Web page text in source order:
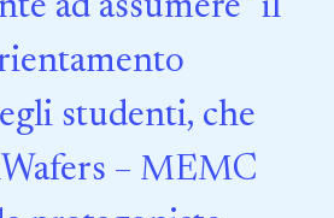
ad assumere” il
studenti, che
– MEMC